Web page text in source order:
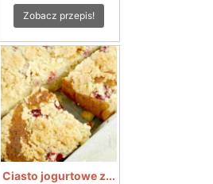
Zobacz przepis!
Ciasto jogurtowe z...